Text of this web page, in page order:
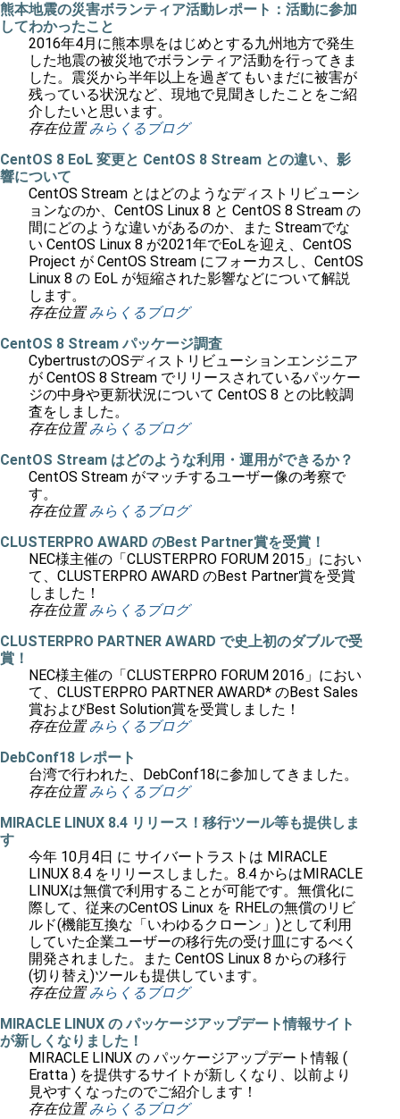
熊本地震の災害ボランティア活動レポート：活動に参加
してわかったこと
2016年4月に熊本県をはじめとする九州地方で発生
した地震の被災地でボランティア活動を行ってきま
した。震災から半年以上を過ぎてもいまだに被害が
残っている状況など、現地で見聞きしたことをご紹
介したいと思います。
存在位置 みらくるブログ
CentOS 8 EoL 変更と CentOS 8 Stream との違い、影
響について
CentOS Stream とはどのようなディストリビューシ
ョンなのか、CentOS Linux 8 と CentOS 8 Stream の
間にどのような違いがあるのか、また Streamでな
い CentOS Linux 8 が2021年でEoLを迎え、CentOS
Project が CentOS Stream にフォーカスし、CentOS
Linux 8 の EoL が短縮された影響などについて解説
します。
存在位置 みらくるブログ
CentOS 8 Stream パッケージ調査
CybertrustのOSディストリビューションエンジニア
が CentOS 8 Stream でリリースされているパッケー
ジの中身や更新状況について CentOS 8 との比較調
査をしました。
存在位置 みらくるブログ
CentOS Stream はどのような利用・運用ができるか？
CentOS Stream がマッチするユーザー像の考察で
す。
存在位置 みらくるブログ
CLUSTERPRO AWARD のBest Partner賞を受賞！
NEC様主催の「CLUSTERPRO FORUM 2015」におい
て、CLUSTERPRO AWARD のBest Partner賞を受賞
しました！
存在位置 みらくるブログ
CLUSTERPRO PARTNER AWARD で史上初のダブルで受
賞！
NEC様主催の「CLUSTERPRO FORUM 2016」におい
て、CLUSTERPRO PARTNER AWARD* のBest Sales
賞およびBest Solution賞を受賞しました！
存在位置 みらくるブログ
DebConf18 レポート
台湾で行われた、DebConf18に参加してきました。
存在位置 みらくるブログ
MIRACLE LINUX 8.4 リリース！移行ツール等も提供しま
す
今年 10月4日 に サイバートラストは MIRACLE
LINUX 8.4 をリリースしました。8.4 からはMIRACLE
LINUXは無償で利用することが可能です。無償化に
際して、従来のCentOS Linux を RHELの無償のリビ
ルド(機能互換な「いわゆるクローン」)として利用
していた企業ユーザーの移行先の受け皿にするべく
開発されました。また CentOS Linux 8 からの移行
(切り替え)ツールも提供しています。
存在位置 みらくるブログ
MIRACLE LINUX の パッケージアップデート情報サイト
が新しくなりました！
MIRACLE LINUX の パッケージアップデート情報 (
Eratta ) を提供するサイトが新しくなり、以前より
見やすくなったのでご紹介します！
存在位置 みらくるブログ